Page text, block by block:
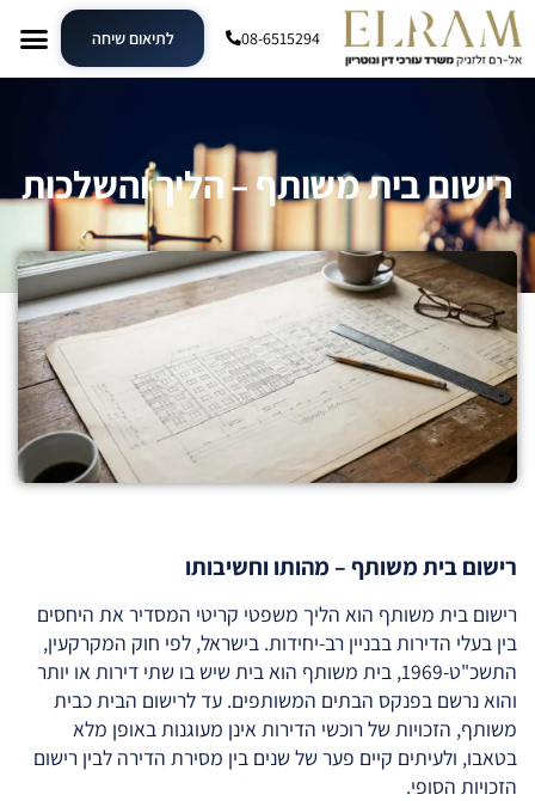
08-6515294 לתיאום שיחה
רישום בית משותף – הליך והשלכות
רישום בית משותף – מהותו וחשיבותו
רישום בית משותף הוא הליך משפטי קריטי המסדיר את היחסים
בין בעלי הדירות בבניין רב-יחידות. בישראל, לפי חוק המקרקעין,
התשכ"ט-1969, בית משותף הוא בית שיש בו שתי דירות או יותר
והוא נרשם בפנקס הבתים המשותפים. עד לרישום הבית כבית
משותף, הזכויות של רוכשי הדירות אינן מעוגנות באופן מלא
בטאבו, ולעיתים קיים פער של שנים בין מסירת הדירה לבין רישום
הזכויות הסופי.